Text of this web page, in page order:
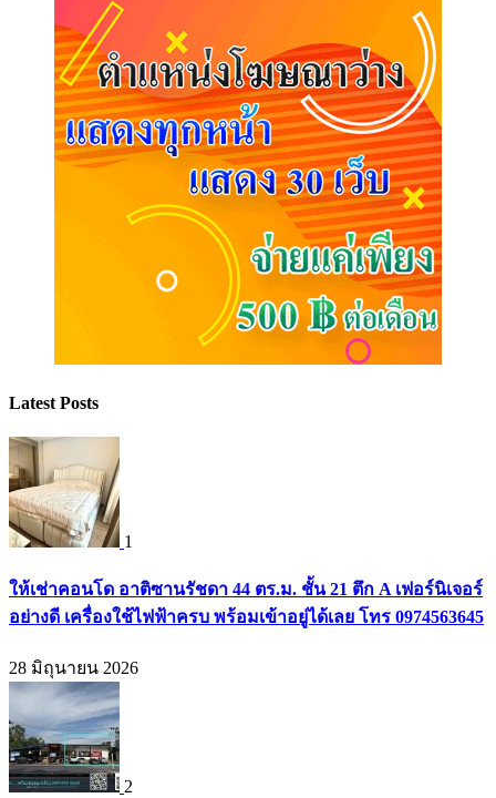
Latest Posts
1
ให้เช่าคอนโด อาติซานรัชดา 44 ตร.ม. ชั้น 21 ตึก A เฟอร์นิเจอร์
อย่างดี เครื่องใช้ไฟฟ้าครบ พร้อมเข้าอยู่ได้เลย โทร 0974563645
28 มิถุนายน 2026
2